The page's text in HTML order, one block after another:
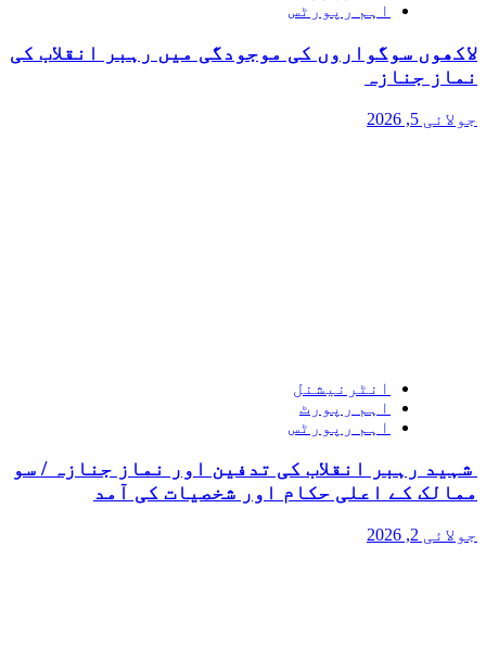
اہم رپورٹس
لاکھوں سوگواروں کی موجودگی میں رہبر انقلاب کی
نماز جنازہ
جولائی 5, 2026
انٹرنیشنل
اہم رپورٹ
اہم رپورٹس
شہید رہبر انقلاب کی تدفین اور نماز جنازہ / سو
ممالک کے اعلی حکام اور شخصیات کی آمد
جولائی 2, 2026